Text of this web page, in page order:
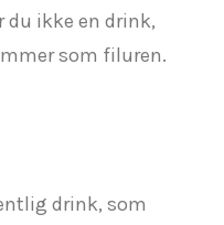
du ikke en drink,
som filuren.
drink, som